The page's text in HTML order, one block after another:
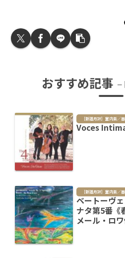
おすすめ記事
［新譜月評］室内楽／
Voces
［新譜月評］室内楽／
ベートーヴ
ナタ第5番《
メール・ロ